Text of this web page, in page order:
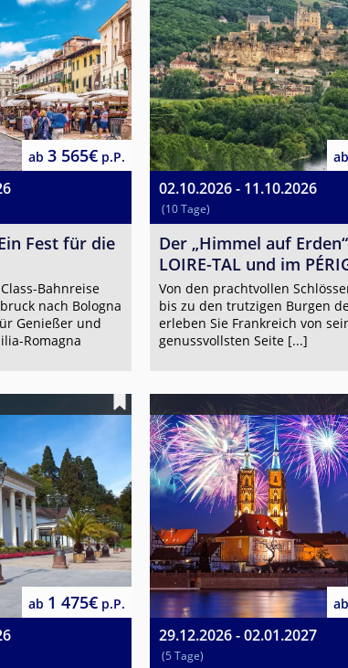
ab 3 565€ p.P.
Fest für die
Bahnreise
nach Bologna
Genießer und
Romagna
02.10.2026 - 11.10.2026
(10 Tage)
ab
Der „Himmel auf
LOIRE-TAL und im
Von den prachtvollen
bis zu den trutzigen Burgen
erleben Sie Frankreich von
genussvollsten Seite [...]
ab 1 475€ p.P.
29.12.2026 - 02.01.2027
(5 Tage)
ab